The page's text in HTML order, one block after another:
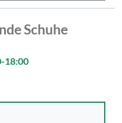
Schuhe
18:00